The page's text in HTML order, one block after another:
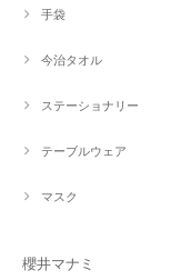
手袋
今治タオル
ステーショナリー
テーブルウェア
マスク
櫻井マナミ